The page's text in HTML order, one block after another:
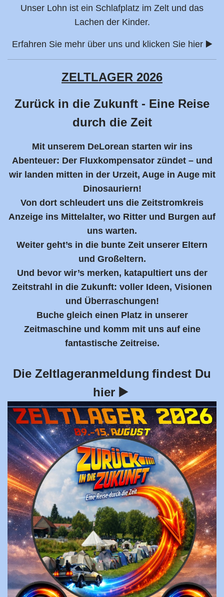
Unser Lohn ist ein Schlafplatz im Zelt und das
Lachen der Kinder.
Erfahren Sie mehr über uns und klicken Sie hier ▶️
ZELTLAGER 2026
Zurück in die Zukunft - Eine Reise
durch die Zeit
Mit unserem DeLorean starten wir ins
Abenteuer: Der Fluxkompensator zündet – und
wir landen mitten in der Urzeit, Auge in Auge mit
Dinosauriern!
Von dort schleudert uns die Zeitstromkreis
Anzeige ins Mittelalter, wo Ritter und Burgen auf
uns warten.
Weiter geht’s in die bunte Zeit unserer Eltern
und Großeltern.
Und bevor wir’s merken, katapultiert uns der
Zeitstrahl in die Zukunft: voller Ideen, Visionen
und Überraschungen!
Buche gleich einen Platz in unserer
Zeitmaschine und komm mit uns auf eine
fantastische Zeitreise.
Die Zeltlageranmeldung findest Du
hier ▶️